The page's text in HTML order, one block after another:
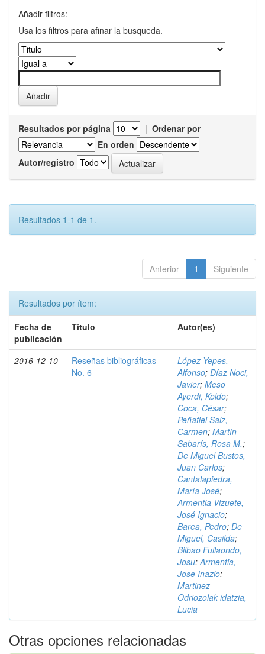
Añadir filtros:
Usa los filtros para afinar la busqueda.
Resultados por página | Ordenar por
En orden
Autor/registro
Resultados 1-1 de 1.
Anterior 1 Siguiente
Resultados por ítem:
Fecha de
publicación
Título Autor(es)
2016-12-10
Reseñas bibliográficas
No. 6
López Yepes,
Alfonso; Díaz Noci,
Javier; Meso
Ayerdi, Koldo;
Coca, César;
Peñafiel Saiz,
Carmen; Martín
Sabarís, Rosa M.;
De Miguel Bustos,
Juan Carlos;
Cantalapiedra,
María José;
Armentia Vizuete,
José Ignacio;
Barea, Pedro; De
Miguel, Casilda;
Bilbao Fullaondo,
Josu;Armentia,
Jose Inazio;
Martinez
Odriozolak idatzia,
Lucia
Otras opciones relacionadas